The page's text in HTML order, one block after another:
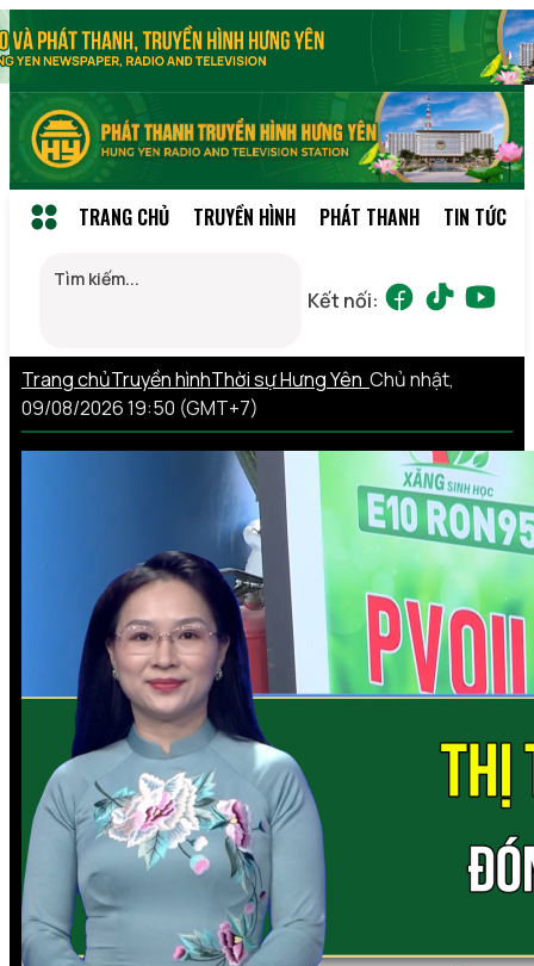
TRANG CHỦ TRUYỀN HÌNH PHÁT THANH TIN TỨC
Kết nối:
Trang chủTruyền hìnhThời sự Hưng Yên Chủ nhật,
09/08/2026 19:50 (GMT+7)